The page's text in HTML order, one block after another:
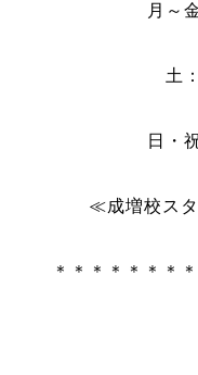
月～
土
日・
≪成増校ス
＊＊＊＊＊＊＊